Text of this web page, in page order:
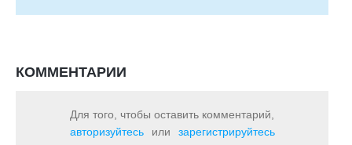
КОММЕНТАРИИ
Для того, чтобы оставить комментарий,
авторизуйтесь
или зарегистрируйтесь